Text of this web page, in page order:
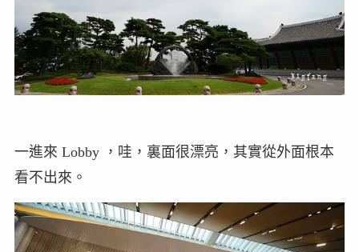
一進來 Lobby ，哇，裏面很漂亮，其實從外面根本
看不出來。